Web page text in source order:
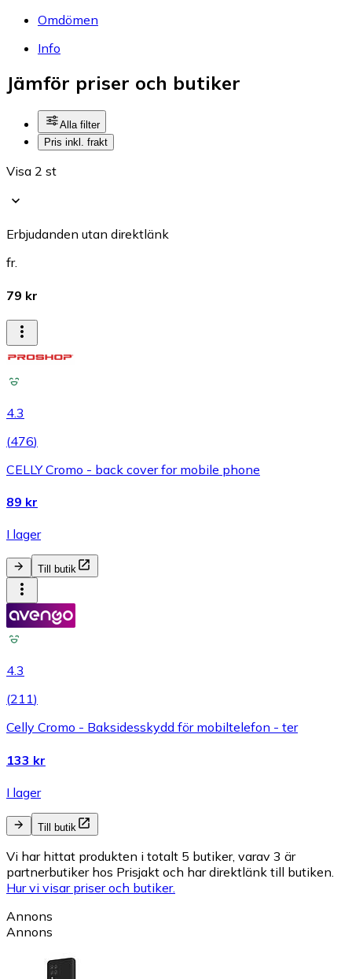
Omdömen
Info
Jämför priser och butiker
Alla filter
Pris inkl. frakt
Visa 2 st
Erbjudanden utan direktlänk
fr.
79 kr
4.3
(476)
CELLY Cromo - back cover for mobile phone
89 kr
I lager
Till butik
4.3
(211)
Celly Cromo - Baksidesskydd för mobiltelefon - ter
133 kr
I lager
Till butik
Vi har hittat produkten i totalt 5 butiker, varav 3 är
partnerbutiker hos Prisjakt och har direktlänk till butiken.
Hur vi visar priser och butiker.
Annons
Annons